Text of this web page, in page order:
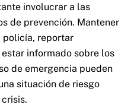
involucrar a las
de prevención. Mantener
policía, reportar
informado sobre los
de emergencia pueden
situación de riesgo